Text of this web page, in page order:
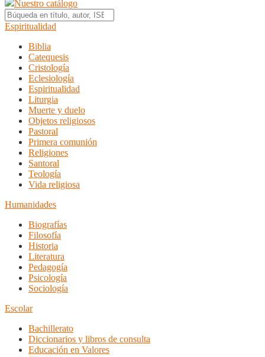
Nuestro catálogo
Espiritualidad
Biblia
Catequesis
Cristología
Eclesiología
Espiritualidad
Liturgia
Muerte y duelo
Objetos religiosos
Pastoral
Primera comunión
Religiones
Santoral
Teología
Vida religiosa
Humanidades
Biografías
Filosofía
Historia
Literatura
Pedagogía
Psicología
Sociología
Escolar
Bachillerato
Diccionarios y libros de consulta
Educación en Valores